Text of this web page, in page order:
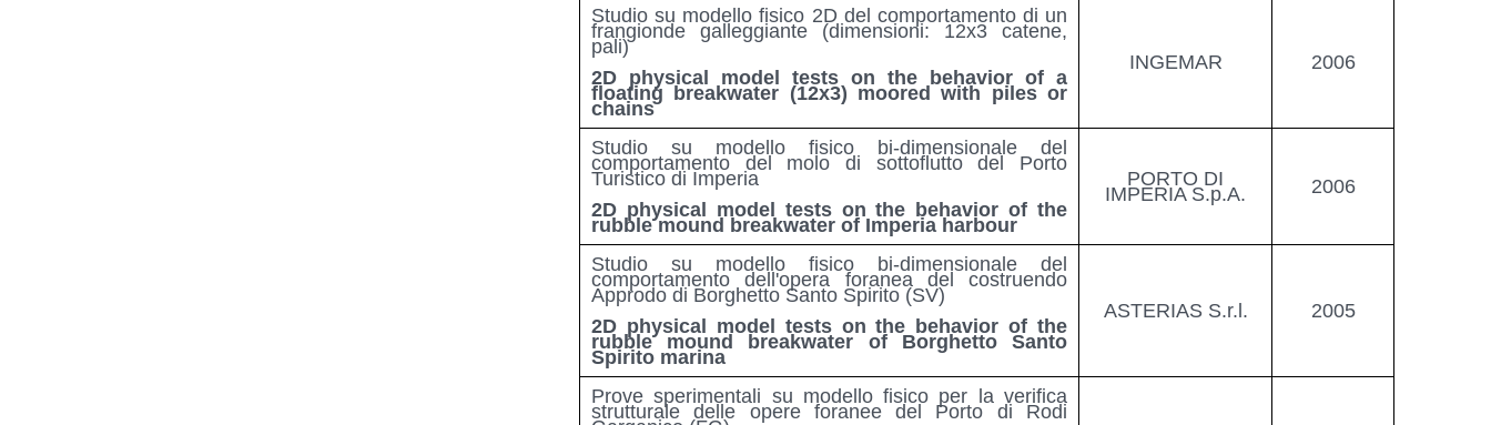
Studio su modello fisico 2D del comportamento di un
frangionde galleggiante (dimensioni: 12x3 catene,
pali)
2D physical model tests on the behavior of a
floating breakwater (12x3) moored with piles or
chains
INGEMAR 2006
Studio su modello fisico bi-dimensionale del
comportamento del molo di sottoflutto del Porto
Turistico di Imperia
2D physical model tests on the behavior of the
rubble mound breakwater of Imperia harbour
PORTO DI
IMPERIA S.p.A. 2006
Studio su modello fisico bi-dimensionale del
comportamento dell'opera foranea del costruendo
Approdo di Borghetto Santo Spirito (SV)
2D physical model tests on the behavior of the
rubble mound breakwater of Borghetto Santo
Spirito marina
ASTERIAS S.r.l. 2005
Prove sperimentali su modello fisico per la verifica
strutturale delle opere foranee del Porto di Rodi